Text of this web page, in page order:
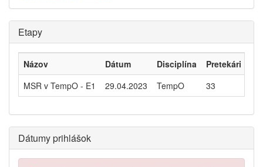
Etapy
Názov Dátum Disciplína
Pretekári
MSR v TempO - E1
29.04.2023 TempO 33
Dátumy prihlášok